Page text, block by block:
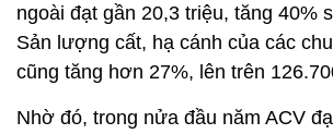
ngoài đạt gần 20,3 triệu, tăng 40%
Sản lượng cất, hạ cánh của các
cũng tăng hơn 27%, lên trên
Nhờ đó, trong nửa đầu năm ACV